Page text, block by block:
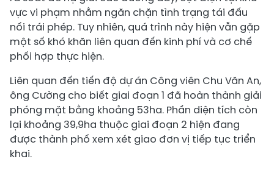
vực vi phạm nhằm ngăn chặn tình trạng tái đấu
nối trái phép. Tuy nhiên, quá trình này hiện vẫn gặp
một số khó khăn liên quan đến kinh phí và cơ chế
phối hợp thực hiện.
Liên quan đến tiến độ dự án Công viên Chu Văn An,
ông Cường cho biết giai đoạn 1 đã hoàn thành giải
phóng mặt bằng khoảng 53ha. Phần diện tích còn
lại khoảng 39,9ha thuộc giai đoạn 2 hiện đang
được thành phố xem xét giao đơn vị tiếp tục triển
khai.